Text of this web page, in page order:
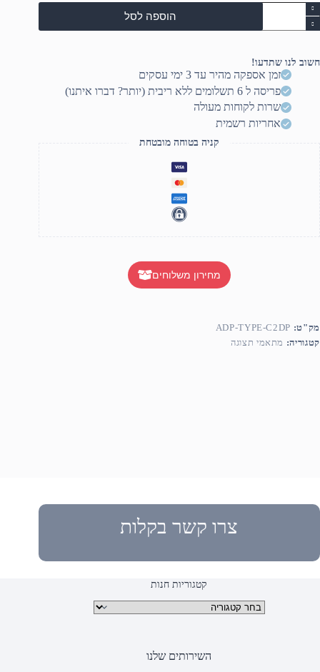
כמות
של
TYPE
DP
ADAPTER
הוספה לסל
חשוב לנו שתדעו!
זמן אספקה מהיר עד 3 ימי עסקים
פריסה ל 6 תשלומים ללא ריבית (יותר? דברו איתנו)
שרות לקוחות מעולה
אחריות רשמית
קניה בטוחה מובטחת
מחירון משלוחים
מק"ט: ADP-TYPE-C2DP
קטגוריה: מתאמי תצוגה
צרו קשר בקלות
קטגוריות חנות
קטגוריות מוצרים
השירותים שלנו